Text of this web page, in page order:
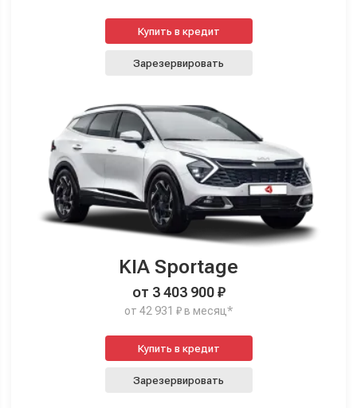
Купить в кредит
Зарезервировать
KIA Sportage
от 3 403 900 ₽
от 42 931 ₽ в месяц*
Купить в кредит
Зарезервировать